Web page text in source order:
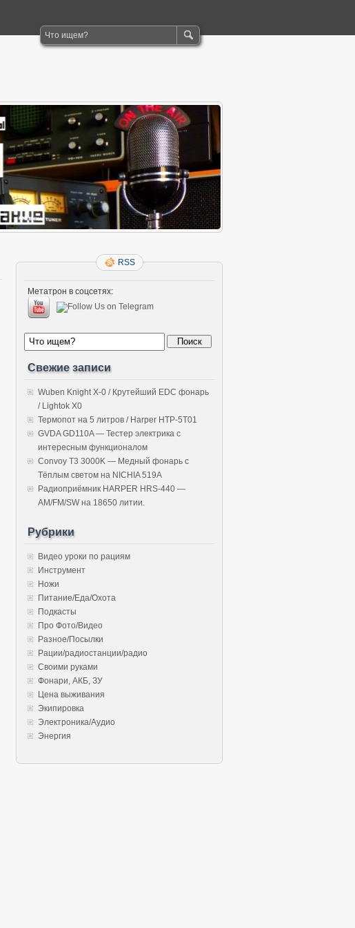
RSS
Метатрон в соцсетях:
Свежие записи
Wuben Knight X-0 / Крутейший EDC фонарь
/ Lightok X0
Термопот на 5 литров / Harper HTP-5T01
GVDA GD110A — Тестер электрика с
интересным функционалом
Convoy T3 3000K — Медный фонарь с
Тёплым светом на NICHIA 519A
Радиоприёмник HARPER HRS-440 —
AM/FM/SW на 18650 литии.
Рубрики
Видео уроки по рациям
Инструмент
Ножи
Питание/Еда/Охота
Подкасты
Про Фото/Видео
Разное/Посылки
Рации/радиостанции/радио
Своими руками
Фонари, АКБ, ЗУ
Цена выживания
Экипировка
Электроника/Аудио
Энергия